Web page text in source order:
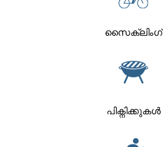
സൈക്ലിംഗ്
പിക്നിക്കുകൾ